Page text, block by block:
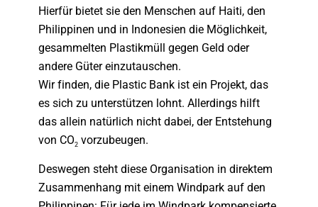
Hierfür bietet sie den Menschen auf Haiti, den
Philippinen und in Indonesien die Möglichkeit,
gesammelten Plastikmüll gegen Geld oder
andere Güter einzutauschen.
Wir finden, die Plastic Bank ist ein Projekt, das
es sich zu unterstützen lohnt. Allerdings hilft
das allein natürlich nicht dabei, der Entstehung
von CO2 vorzubeugen.
Deswegen steht diese Organisation in direktem
Zusammenhang mit einem Windpark auf den